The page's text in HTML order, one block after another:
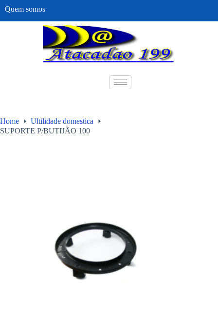
Quem somos
Home
Ultilidade domestica
SUPORTE P/BUTIJÃO 100